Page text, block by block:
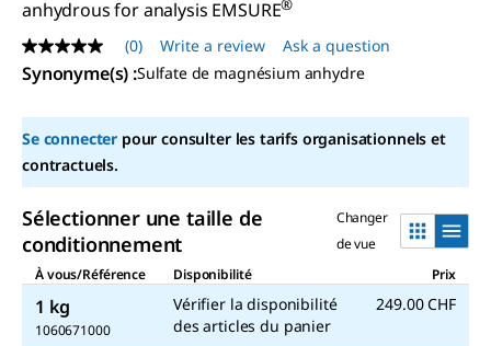
anhydrous for analysis EMSURE®
No
rating
value
page
link.
(0) Write a review Ask a question
Synonyme(s) :Sulfate de magnésium anhydre
Se connecter pour consulter les tarifs organisationnels et
contractuels.
Sélectionner une taille de
conditionnement
Changer
de vue
À vous/Référence
Disponibilité Prix
1 kg
1060671000
Vérifier la disponibilité
des articles du panier
249.00 CHF